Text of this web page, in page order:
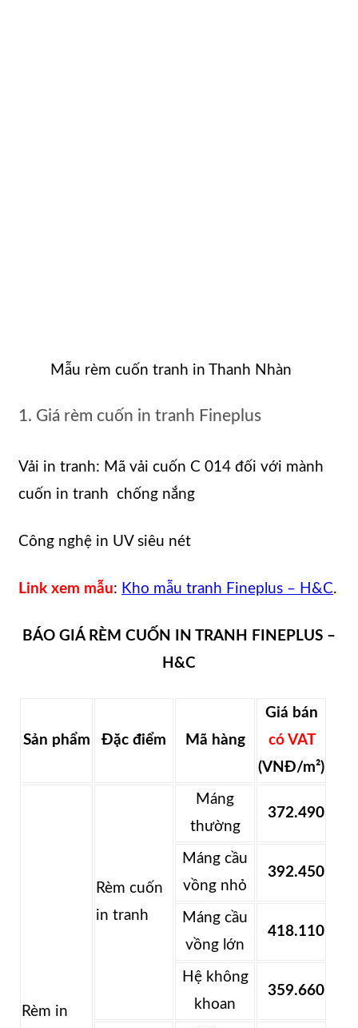
Mẫu rèm cuốn tranh in Thanh Nhàn
1. Giá rèm cuốn in tranh Fineplus
Vải in tranh: Mã vải cuốn C 014 đối với mành
cuốn in tranh chống nắng
Công nghệ in UV siêu nét
Link xem mẫu: Kho mẫu tranh Fineplus – H&C.
BÁO GIÁ RÈM CUỐN IN TRANH FINEPLUS –
H&C
Sản phẩm Đặc điểm Mã hàng
Giá bán
có VAT
(VNĐ/m²)
Rèm in
Rèm cuốn
in tranh
Máng
thường
372.490
Máng cầu
vồng nhỏ
392.450
Máng cầu
vồng lớn
418.110
Hệ không
khoan
359.660